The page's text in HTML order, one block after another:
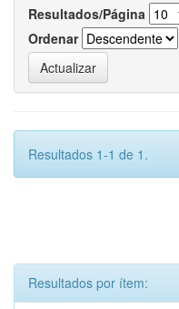
Resultados/Página
Ordenar
Resultados 1-1 de 1.
Resultados por ítem: